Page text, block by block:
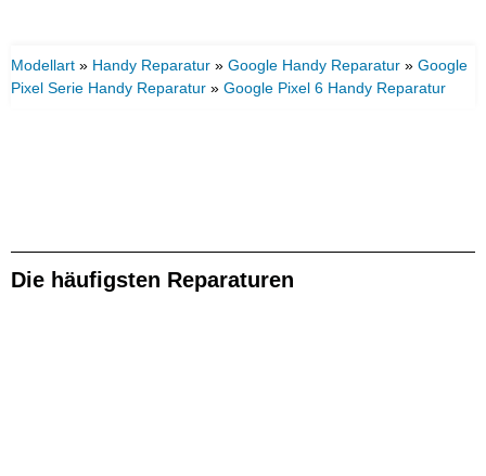
Modellart » Handy Reparatur » Google Handy Reparatur » Google
Pixel Serie Handy Reparatur » Google Pixel 6 Handy Reparatur
Die häufigsten Reparaturen